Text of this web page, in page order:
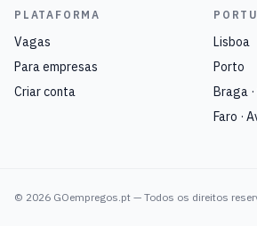
PLATAFORMA
Vagas
Para empresas
Criar conta
Lisboa
Porto
Braga
Faro ·
© 2026 GOempregos.pt — Todos os direitos